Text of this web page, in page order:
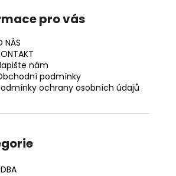
pro vás
NÁS
nám
podmínky
ochrany osobních údajů